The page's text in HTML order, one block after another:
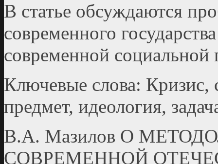
В статье обсуждаются
современного
современной социальной
Ключевые слова: Кризис,
предмет, идеология,
В.А. Мазилов О
СОВРЕМЕННОЙ